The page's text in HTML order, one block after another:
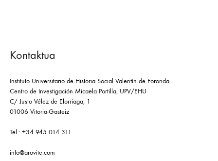
Kontaktua
Instituto Universitario de Historia Social Valentín de Foronda
Centro de Investigación Micaela Portilla, UPV/EHU
C/ Justo Vélez de Elorriaga, 1
01006 Vitoria-Gasteiz
Tel.: +34 945 014 311
info@arovite.com